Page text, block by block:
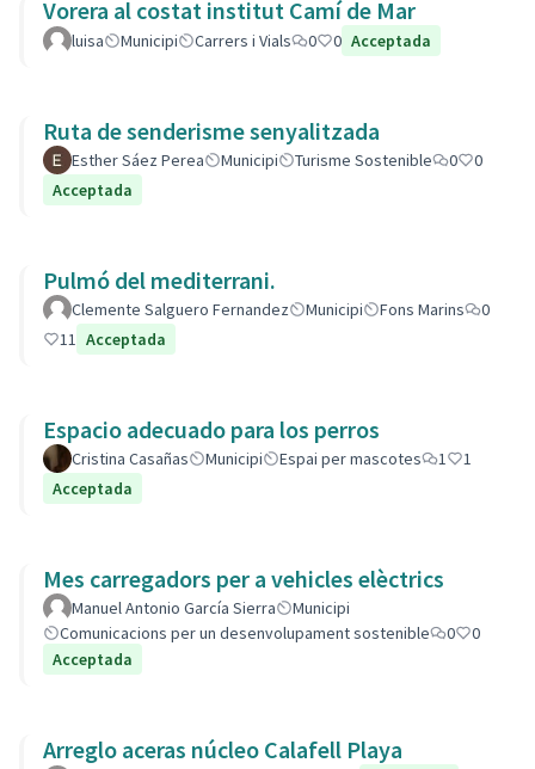
Vorera al costat institut Camí de Mar
luisa Municipi Carrers i Vials 0 0 Acceptada
Ruta de senderisme senyalitzada
Esther Sáez Perea Municipi Turisme Sostenible 0
0
Acceptada
Pulmó del mediterrani.
Clemente Salguero Fernandez Municipi Fons Marins
0
11 Acceptada
Espacio adecuado para los perros
Cristina Casañas Municipi Espai per mascotes 1
1
Acceptada
Mes carregadors per a vehicles elèctrics
Manuel Antonio García Sierra
Municipi
Comunicacions per un desenvolupament sostenible
0
0
Acceptada
Arreglo aceras núcleo Calafell Playa